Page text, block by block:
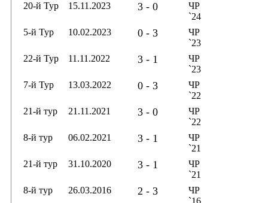
20-й Тур
15.11.2023 3 - 0
ЧР
`24
5-й Тур
10.02.2023 0 - 3
ЧР
`23
22-й Тур
11.11.2022 3 - 1
ЧР
`23
7-й Тур
13.03.2022 0 - 3
ЧР
`22
21-й тур
21.11.2021 3 - 0
ЧР
`22
8-й тур
06.02.2021 3 - 1
ЧР
`21
21-й тур
31.10.2020 3 - 1
ЧР
`21
8-й тур
26.03.2016 2 - 3
ЧР
`16